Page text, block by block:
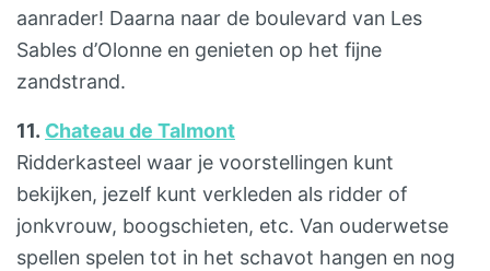
aanrader! Daarna naar de boulevard van Les
Sables d’Olonne en genieten op het fijne
zandstrand.
11. Chateau de Talmont
Ridderkasteel waar je voorstellingen kunt
bekijken, jezelf kunt verkleden als ridder of
jonkvrouw, boogschieten, etc. Van ouderwetse
spellen spelen tot in het schavot hangen en nog